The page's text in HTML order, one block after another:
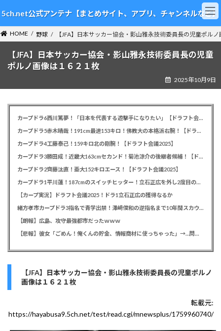
ン
テ
ン
ツ
ビ
ゲ
ー
シ
5ch.net公式アンテナ【まとめサイト、アプリ、チャンネルなど】
HOME 野球 【JFA】日本サッカー協会・影山雅永技術委員長の児童ポル
【JFA】日本サッカー協会・影山雅永技術委員長の児童
ポルノ画像は１６２１枚
2025年10月9日
カープドラ6西川篤夢！「日本を代表する遊撃手になりたい」【ドラフト会議2025】
カープドラ5赤木晴哉！191cm最速153キロ！佛教大の本格派右腕！【ドラフト会議2025】
カープドラ4工藤泰己！159キロ北の剛腕！【ドラフト会議2025】
カープドラ3勝田成！近畿大163cmセカンド！菊池涼介の後継者候補！【ドラフト会議2025】
カープドラ2齊藤汰直！亜大152キロエース！【ドラフト会議2025】
カープドラ1平川蓮！187cmのスイッチヒッター！立石正広を外し2度目の重複も新井監督がクジを引き当てる！【ドラフト会議2025】
【カープ実況】ドラフト会議2025！ドラ1立石正広の獲得なるか
緒方孝市カープドラ3指名で青学出禁！澤﨑俊和の逆指名まで10年間スカウト出禁
【朗報】広島、攻守最強都市だったｗｗｗ
【悲報】彼女「ごめん！俺くんの貯金、情報商材に使っちゃった」→…問い詰めたらギャン泣きされたんだが俺が悪いのか？
【JFA】日本サッカー協会・影山雅永技術委員長の児童ポルノ
画像は１６２１枚
転載元:
https://hayabusa9.5ch.net/test/read.cgi/mnewsplus/1759960740/